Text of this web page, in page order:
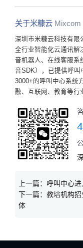
关于米糠云 Mixcom
深圳市米糠云科技有限
全行业智能化云通讯解
音机器人、在线客服系
音SDK），已提供呼叫
3000+的呼叫中心系统
融、互联网、教育等行
上一篇： 呼叫中心进
下一篇： 教培机构
体